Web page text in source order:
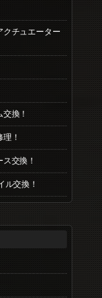
クチュエーター
換！
！
交換！
ル交換！